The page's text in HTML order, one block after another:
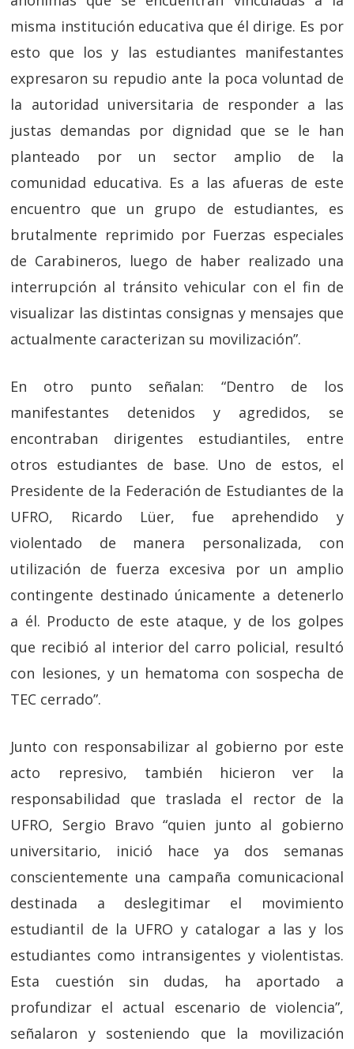
misma institución educativa que él dirige. Es por
esto que los y las estudiantes manifestantes
expresaron su repudio ante la poca voluntad de
la autoridad universitaria de responder a las
justas demandas por dignidad que se le han
planteado por un sector amplio de la
comunidad educativa. Es a las afueras de este
encuentro que un grupo de estudiantes, es
brutalmente reprimido por Fuerzas especiales
de Carabineros, luego de haber realizado una
interrupción al tránsito vehicular con el fin de
visualizar las distintas consignas y mensajes que
actualmente caracterizan su movilización”.
En otro punto señalan: “Dentro de los
manifestantes detenidos y agredidos, se
encontraban dirigentes estudiantiles, entre
otros estudiantes de base. Uno de estos, el
Presidente de la Federación de Estudiantes de la
UFRO, Ricardo Lüer, fue aprehendido y
violentado de manera personalizada, con
utilización de fuerza excesiva por un amplio
contingente destinado únicamente a detenerlo
a él. Producto de este ataque, y de los golpes
que recibió al interior del carro policial, resultó
con lesiones, y un hematoma con sospecha de
TEC cerrado”.
Junto con responsabilizar al gobierno por este
acto represivo, también hicieron ver la
responsabilidad que traslada el rector de la
UFRO, Sergio Bravo “quien junto al gobierno
universitario, inició hace ya dos semanas
conscientemente una campaña comunicacional
destinada a deslegitimar el movimiento
estudiantil de la UFRO y catalogar a las y los
estudiantes como intransigentes y violentistas.
Esta cuestión sin dudas, ha aportado a
profundizar el actual escenario de violencia”,
señalaron y sosteniendo que la movilización